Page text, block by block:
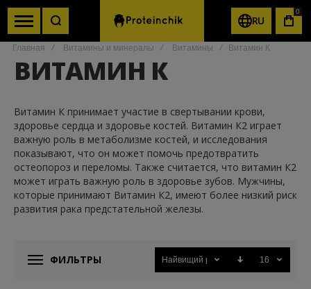
RU
0
Главная Витамины и минералы Витамины Витамин К
ВИТАМИН К
Витамин К принимает участие в свертывании крови,
здоровье сердца и здоровье костей. Витамин К2 играет
важную роль в метаболизме костей, и исследования
показывают, что он может помочь предотвратить
остеопороз и переломы. Также считается, что витамин К2
может играть важную роль в здоровье зубов. Мужчины,
которые принимают Витамин К2, имеют более низкий риск
развития рака предстательной железы.
ФИЛЬТРЫ Найвищий рейтинг 16